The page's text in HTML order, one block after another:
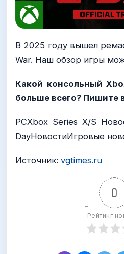
В 2025 году вышел
War. Наш обзор игры
Какой консольный
больше всего? Пишите
PCXbox Series X/S
DayНовостиИгровые
Источник: vgtimes.ru
0
Рейтинг